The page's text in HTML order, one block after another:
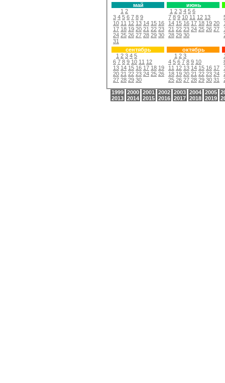
май
1 2
3 4 5 6 7 8 9
10 11 12 13 14 15 16
17 18 19 20 21 22 23
24 25 26 27 28 29 30
31
июнь
1 2 3 4 5 6
7 8 9 10 11 12 13
14 15 16 17 18 19 20
21 22 23 24 25 26 27
28 29 30
сентябрь
1 2 3 4 5
6 7 8 9 10 11 12
13 14 15 16 17 18 19
20 21 22 23 24 25 26
27 28 29 30
октябрь
1 2 3
4 5 6 7 8 9 10
11 12 13 14 15 16 17
18 19 20 21 22 23 24
25 26 27 28 29 30 31
1999 2000 2001 2002 2003 2004 2005
2013 2014 2015 2016 2017 2018 2019